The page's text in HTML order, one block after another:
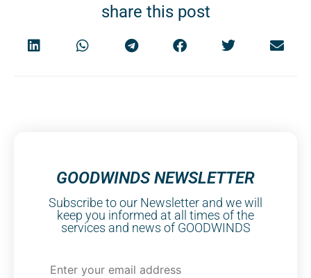
share this post
GOODWINDS NEWSLETTER
Subscribe to our Newsletter and we will
keep you informed at all times of the
services and news of GOODWINDS